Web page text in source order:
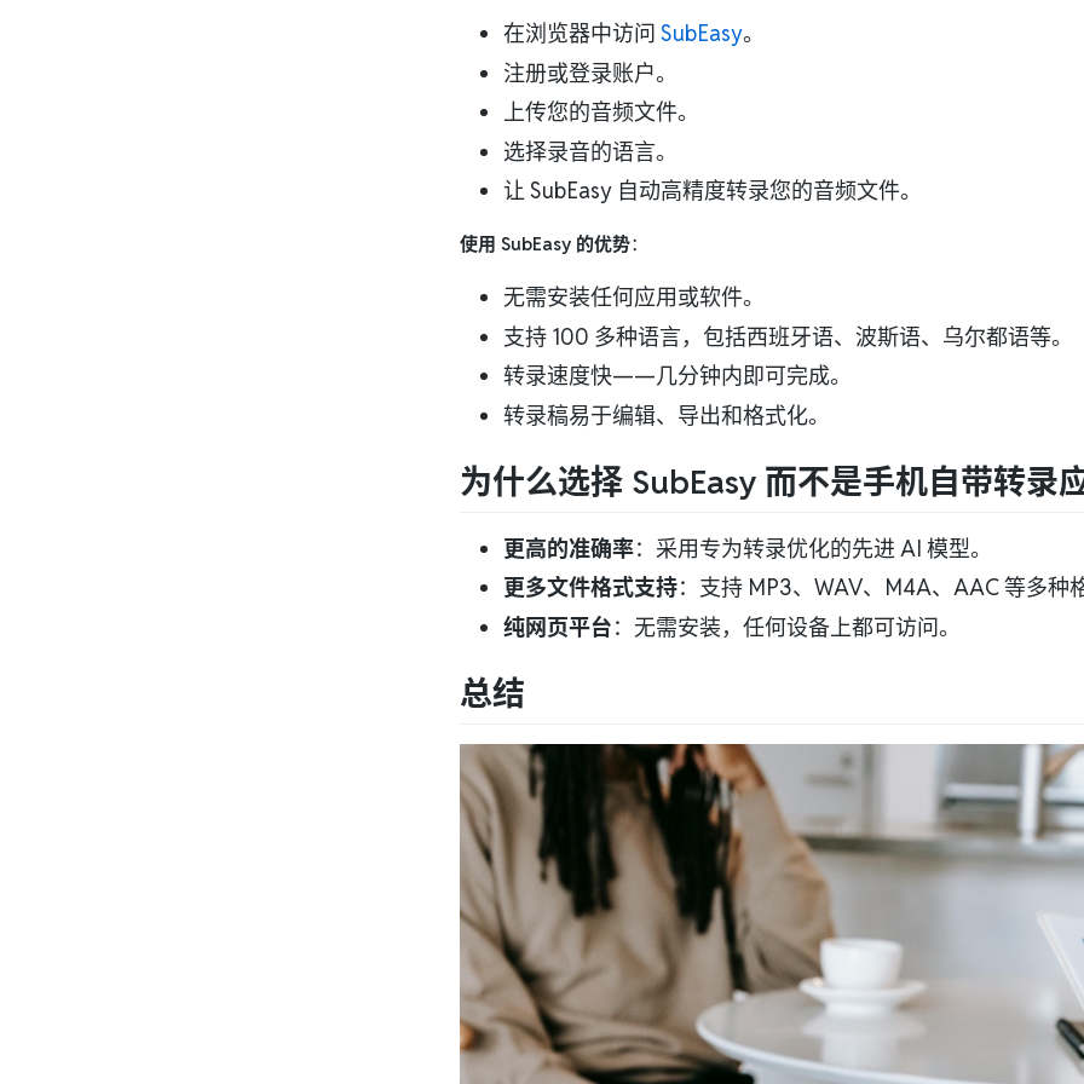
在浏览器中访问 SubEasy。
注册或登录账户。
上传您的音频文件。
选择录音的语言。
让 SubEasy 自动高精度转录您的音频文件。
使用 SubEasy 的优势：
无需安装任何应用或软件。
支持 100 多种语言，包括西班牙语、波斯语、乌尔都语等。
转录速度快——几分钟内即可完成。
转录稿易于编辑、导出和格式化。
为什么选择 SubEasy 而不是手机自带转录
更高的准确率：采用专为转录优化的先进 AI 模型。
更多文件格式支持：支持 MP3、WAV、M4A、AAC 等多种
纯网页平台：无需安装，任何设备上都可访问。
总结